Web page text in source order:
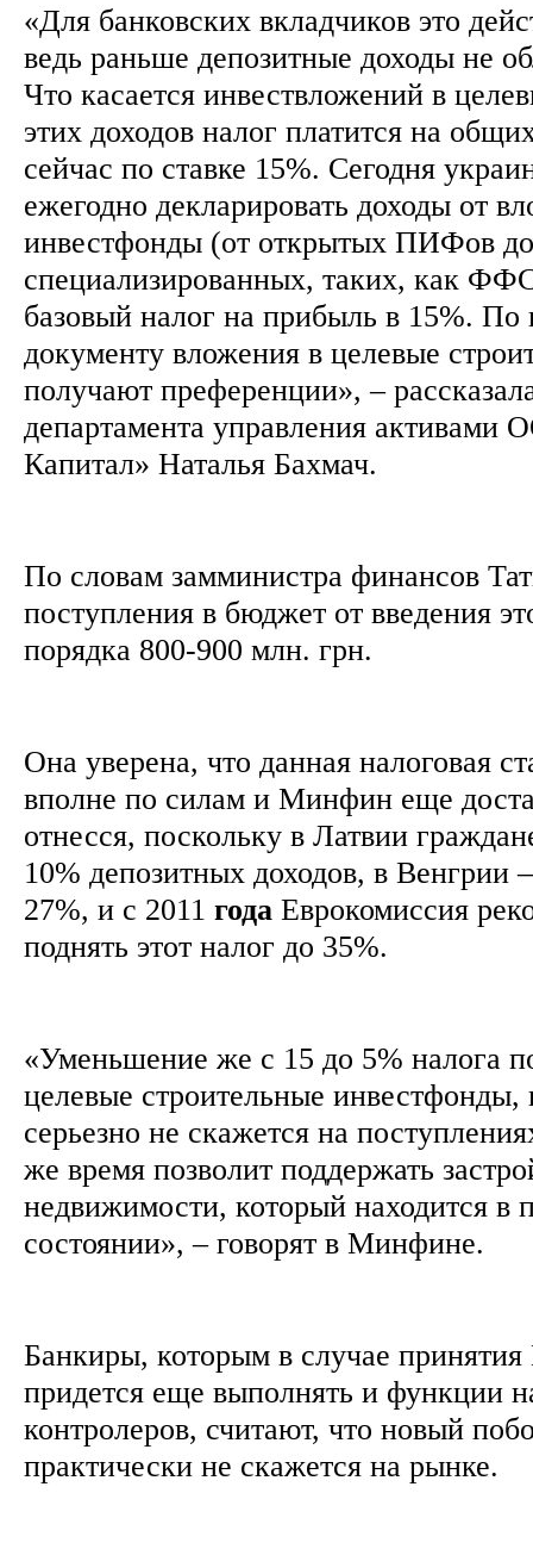
«Для банковских вкладчиков это
ведь раньше депозитные доходы не
Что касается инвествложений в
этих доходов налог платится на
сейчас по ставке 15%. Сегодня
ежегодно декларировать доходы от
инвестфонды (от открытых ПИФов до
специализированных, таких, как
базовый налог на прибыль в 15%. По
документу вложения в целевые
получают преференции», –
департамента управления активами
Капитал» Наталья Бахмач.
По словам замминистра финансов
поступления в бюджет от введения
порядка 800-900 млн. грн.
Она уверена, что данная налоговая
вполне по силам и Минфин еще
отнесся, поскольку в Латвии
10% депозитных доходов, в Венгрии
27%, и с 2011 года Еврокомиссия
поднять этот налог до 35%.
«Уменьшение же с 15 до 5% налога
целевые строительные
серьезно не скажется на
же время позволит поддержать
недвижимости, который находится в
состоянии», – говорят в Минфине.
Банкиры, которым в случае принятия
придется еще выполнять и функции
контролеров, считают, что новый
практически не скажется на рынке.